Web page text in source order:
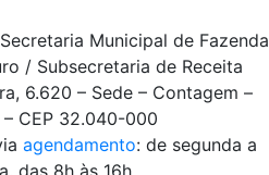
Municipal de Fazenda
/ Subsecretaria de Receita
6.620 – Sede – Contagem –
– CEP 32.040-000
agendamento: de segunda a